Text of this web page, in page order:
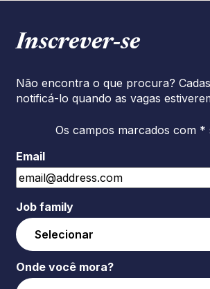
Inscrever‑se
Não encontra o que procura?
notificá-lo quando as vagas
Os campos marcados com *
Email
Job family
Onde você mora?